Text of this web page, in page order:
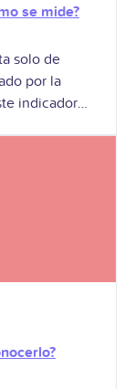
se mide?
solo de
por la
indicador